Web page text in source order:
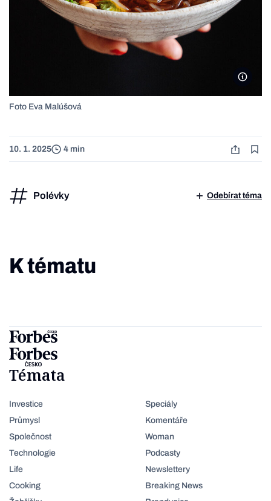
Foto Eva Malúšová
10. 1. 2025 4 min
Polévky Odebírat téma
K tématu
Témata
Investice
Průmysl
Společnost
Technologie
Life
Cooking
Speciály
Komentáře
Woman
Podcasty
Newslettery
Breaking News